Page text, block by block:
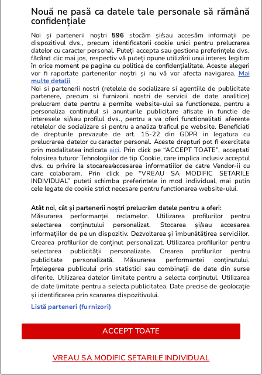
Știri Externe
Trump pregătește milioane de dolari pentru
extinderea influenței MAGA în Europa. Ce
proiecte ar urma să fie finanțate
Știri România 18 iul.
Furtunile au făcut prăpăd în Maramureș: un
acoperiș a fost smuls și aruncat în mijlocul
drumului, iar mai mulți copaci au fost doborâți
la pământ
Știri Externe 18 iul.
O tânără a mers la spital pentru o operație la
gleznă, dar i-au fost scoase măselele de
minte. Cum s-a produs eroarea medicală
Citește mai multe
TRENDING
Nouă ne pasă ca datele tale personale să rămână
confidențiale
Noi și partenerii noștri 596 stocăm și/sau accesăm informații pe
dispozitivul dvs., precum identificatorii cookie unici pentru prelucrarea
datelor cu caracter personal. Puteți accepta sau gestiona preferințele dvs.
făcând clic mai jos, respectiv vă puteți opune utilizării unui interes legitim
în orice moment pe pagina cu politica de confidențialitate. Aceste alegeri
vor fi raportate partenerilor noștri și nu vă vor afecta navigarea. Mai
multe detalii
Noi si partenerii nostri (retelele de socializare si agentiile de publicitate
partenere, precum si furnizorii nostri de servicii de date analitice)
prelucram date pentru a permite website-ului sa functioneze, pentru a
personaliza continutul si anunturile publicitare afisate in functie de
interesele si/sau profilul dvs., pentru a va oferi functionalitati aferente
retelelor de socializare si pentru a analiza traficul pe website. Beneficiati
de drepturile prevazute de art. 15-22 din GDPR in legatura cu
prelucrarea datelor cu caracter personal. Aceste drepturi pot fi exercitate
prin modalitatea indicataaici. Prin click pe “ACCEPT TOATE”, acceptati
folosirea tuturor Tehnologiilor de tip Cookie, care implica inclusiv acceptul
dvs. cu privire la stocarea/accesarea informatiilor de catre Vendor-ii cu
care colaboram. Prin click pe “VREAU SA MODIFIC SETARILE
INDIVIDUAL” puteti schimba preferintele in mod individual, mai putin
cele legate de cookie strict necesare pentru functionarea website-ului.
Atât noi, cât și partenerii noștri prelucrăm datele pentru a oferi:
Măsurarea performanței reclamelor. Utilizarea profilurilor pentru
selectarea conținutului personalizat. Stocarea și/sau accesarea
informațiilor de pe un dispozitiv. Dezvoltarea și îmbunătățirea serviciilor.
Crearea profilurilor de conținut personalizat. Utilizarea profilurilor pentru
selectarea publicității personalizate. Crearea profilurilor pentru
publicitate personalizată. Măsurarea performanței conținutului.
Înțelegerea publicului prin statistici sau combinații de date din surse
diferite. Utilizarea datelor limitate pentru a selecta conținutul. Utilizarea
de date limitate pentru a selecta publicitatea. Date precise de geolocație
și identificarea prin scanarea dispozitivului.
Listă parteneri (furnizori)
ACCEPT TOATE
VREAU SA MODIFIC SETARILE INDIVIDUAL